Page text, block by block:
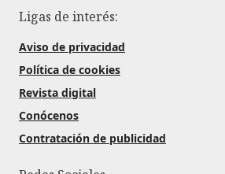
Ligas de interés:
Aviso de privacidad
Política de cookies
Revista digital
Conócenos
Contratación de publicidad